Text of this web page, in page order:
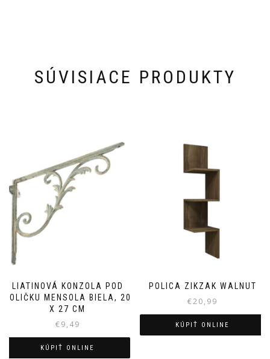
SÚVISIACE PRODUKTY
LIATINOVÁ KONZOLA POD
POLIČKU MENSOLA BIELA, 20
X 27 CM
€9,49
KÚPIŤ ONLINE
POLICA ZIKZAK WALNUT
€20,99
KÚPIŤ ONLINE